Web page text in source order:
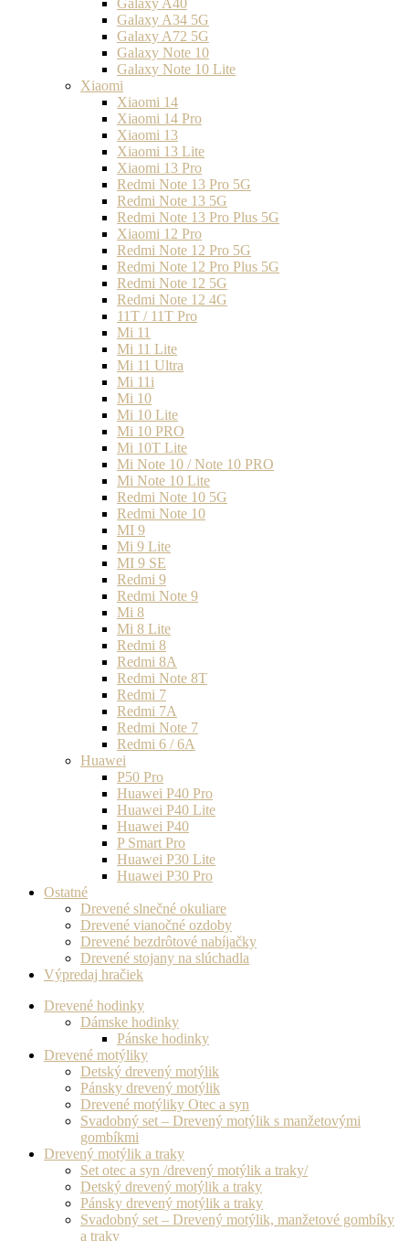
Galaxy A40
Galaxy A34 5G
Galaxy A72 5G
Galaxy Note 10
Galaxy Note 10 Lite
Xiaomi
Xiaomi 14
Xiaomi 14 Pro
Xiaomi 13
Xiaomi 13 Lite
Xiaomi 13 Pro
Redmi Note 13 Pro 5G
Redmi Note 13 5G
Redmi Note 13 Pro Plus 5G
Xiaomi 12 Pro
Redmi Note 12 Pro 5G
Redmi Note 12 Pro Plus 5G
Redmi Note 12 5G
Redmi Note 12 4G
11T / 11T Pro
Mi 11
Mi 11 Lite
Mi 11 Ultra
Mi 11i
Mi 10
Mi 10 Lite
Mi 10 PRO
Mi 10T Lite
Mi Note 10 / Note 10 PRO
Mi Note 10 Lite
Redmi Note 10 5G
Redmi Note 10
MI 9
Mi 9 Lite
MI 9 SE
Redmi 9
Redmi Note 9
Mi 8
Mi 8 Lite
Redmi 8
Redmi 8A
Redmi Note 8T
Redmi 7
Redmi 7A
Redmi Note 7
Redmi 6 / 6A
Huawei
P50 Pro
Huawei P40 Pro
Huawei P40 Lite
Huawei P40
P Smart Pro
Huawei P30 Lite
Huawei P30 Pro
Ostatné
Drevené slnečné okuliare
Drevené vianočné ozdoby
Drevené bezdrôtové nabíjačky
Drevené stojany na slúchadla
Výpredaj hračiek
Drevené hodinky
Dámske hodinky
Pánske hodinky
Drevené motýliky
Detský drevený motýlik
Pánsky drevený motýlik
Drevené motýliky Otec a syn
Svadobný set – Drevený motýlik s manžetovými
gombíkmi
Drevený motýlik a traky
Set otec a syn /drevený motýlik a traky/
Detský drevený motýlik a traky
Pánsky drevený motýlik a traky
Svadobný set – Drevený motýlik, manžetové gombíky
a traky